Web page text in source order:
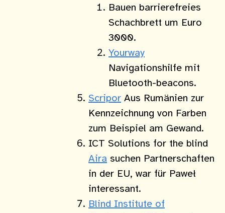
Bauen barrierefreies
Schachbrett um Euro
3000.
Yourway
Navigationshilfe mit
Bluetooth-beacons.
Scripor Aus Rumänien zur
Kennzeichnung von Farben
zum Beispiel am Gewand.
ICT Solutions for the blind
Aira suchen Partnerschaften
in der EU, war für Paweł
interessant.
Blind Institute of